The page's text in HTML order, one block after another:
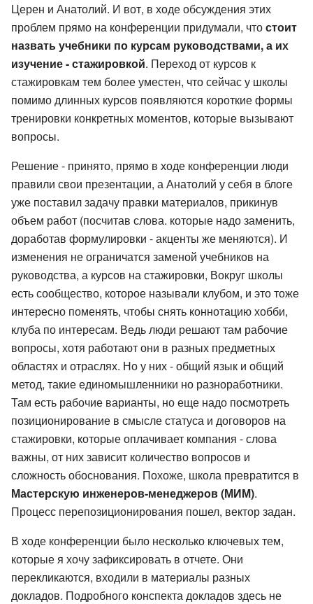
Церен и Анатолий. И вот, в ходе обсуждения этих
проблем прямо на конференции придумали, чтостоит
назвать учебники по курсам руководствами, а их
изучение - стажировкой. Переход от курсов к
стажировкам тем более уместен, что сейчас у школы
помимо длинных курсов появляются короткие формы
тренировки конкретных моментов, которые вызывают
вопросы.
Решение - принято, прямо в ходе конференции люди
правили свои презентации, а Анатолий у себя в блоге
уже поставил задачу правки материалов, прикинув
объем работ (посчитав слова. которые надо заменить,
доработав формулировки - акценты же меняются). И
изменения не ограничатся заменой учебников на
руководства, а курсов на стажировки, Вокруг школы
есть сообщество, которое называли клубом, и это тоже
интересно поменять, чтобы снять коннотацию хобби,
клуба по интересам. Ведь люди решают там рабочие
вопросы, хотя работают они в разных предметных
областях и отраслях. Но у них - общий язык и общий
метод, такие единомышленники но разноработники.
Там есть рабочие варианты, но еще надо посмотреть
позиционирование в смысле статуса и договоров на
стажировки, которые оплачивает компания - слова
важны, от них зависит количество вопросов и
сложность обоснования. Похоже, школа превратится в
Мастерскую инженеров-менеджеров (МИМ).
Процесс перепозиционирования пошел, вектор задан.
В ходе конференции было несколько ключевых тем,
которые я хочу зафиксировать в отчете. Они
перекликаются, входили в материалы разных
докладов. Подробного конспекта докладов здесь не